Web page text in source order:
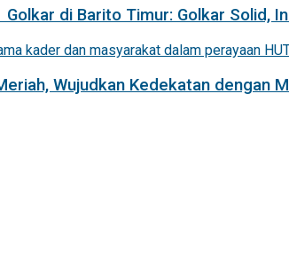
di Barito Timur: Golkar Solid,
Wujudkan Kedekatan dengan